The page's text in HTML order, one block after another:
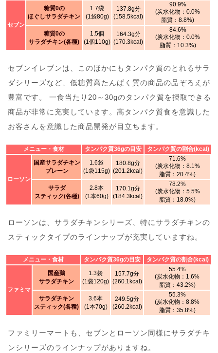
セブン
糖質0の
ほぐしサラダチキン
1.7袋
(1袋80g)
137.8g分
(158.5kcal)
90.9%
(炭水化物：0.0%
脂質：8.8%)
糖質0の
サラダチキン(各種)
1.5個
(1個110g)
164.3g分
(170.3kcal)
84.6%
(炭水化物：0.0%
脂質：10.3%)
セブンイレブンは、このほかにもタンパク質のとれるサラ
ダシリーズなど、低糖質高たんぱく質の商品の品ぞろえが
豊富です。 一食当たり20～30gのタンパク質を摂取できる
商品が非常に充実しています。高タンパク質食を意識した
お客さんを意識した商品開発が目立ちます。
メニュー・食材 タンパク質36gの目安 タンパク質の割合(kcal)
ローソン
国産サラダチキン
プレーン
1.6袋
(1袋115g)
180.8g分
(201.2kcal)
71.6%
(炭水化物：8.1%
脂質：20.4%)
サラダ
スティック(各種)
2.8本
(1本60g)
170.1g分
(184.3kcal)
78.2%
(炭水化物：5.5%
脂質：18.0%)
ローソンは、サラダチキンシリーズ、特にサラダチキンの
スティックタイプのラインナップが充実していますね。
メニュー・食材 タンパク質36gの目安 タンパク質の割合(kcal)
ファミマ
国産鶏
サラダチキン
1.3袋
(1袋120g)
157.7g分
(260.1kcal)
55.4%
(炭水化物：1.6%
脂質：43.2%)
サラダチキン
スティック(各種)
3.6本
(1本70g)
249.5g分
(260.2kcal)
55.3%
(炭水化物：8.8%
脂質：35.8%)
ファミリーマートも、セブンとローソン同様にサラダチキ
ンシリーズのラインナップがありますね。